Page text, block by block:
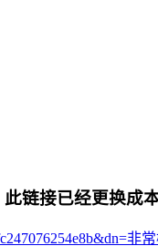
链接已经更换成
非